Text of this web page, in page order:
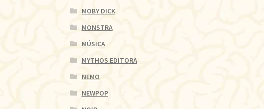
MOBY DICK
MONSTRA
MÚSICA
MYTHOS EDITORA
NEMO
NEWPOP